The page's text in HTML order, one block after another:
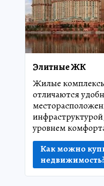
Элитные ЖК
Жилые
отличаются
уровнем
Как можно